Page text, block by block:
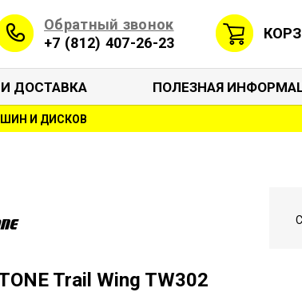
Обратный звонок
+7 (812) 407-26-23
ДОСТАВКА ПОЛЕЗНАЯ
И ДИСКОВ
Trail Wing TW302